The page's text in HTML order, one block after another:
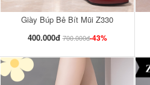
Giày Búp Bê Bít Mũi Z330
400.000đ 700.000đ-43%